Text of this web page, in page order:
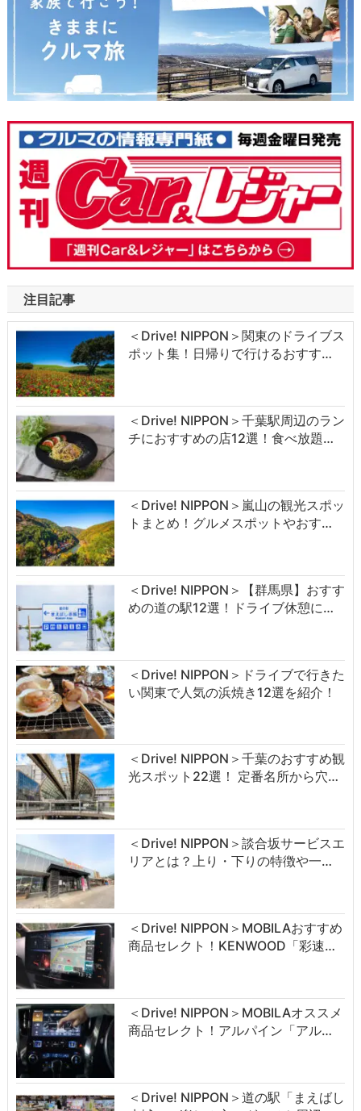
注目記事
＜Drive! NIPPON＞関東のドライブス
ポット集！日帰りで行けるおすす…
＜Drive! NIPPON＞千葉駅周辺のラン
チにおすすめの店12選！食べ放題…
＜Drive! NIPPON＞嵐山の観光スポッ
トまとめ！グルメスポットやおす…
＜Drive! NIPPON＞【群馬県】おすす
めの道の駅12選！ドライブ休憩に…
＜Drive! NIPPON＞ドライブで行きた
い関東で人気の浜焼き12選を紹介！
＜Drive! NIPPON＞千葉のおすすめ観
光スポット22選！ 定番名所から穴…
＜Drive! NIPPON＞談合坂サービスエ
リアとは？上り・下りの特徴や一…
＜Drive! NIPPON＞MOBILAおすすめ
商品セレクト！KENWOOD「彩速…
＜Drive! NIPPON＞MOBILAオススメ
商品セレクト！アルパイン「アル…
＜Drive! NIPPON＞道の駅「まえばし